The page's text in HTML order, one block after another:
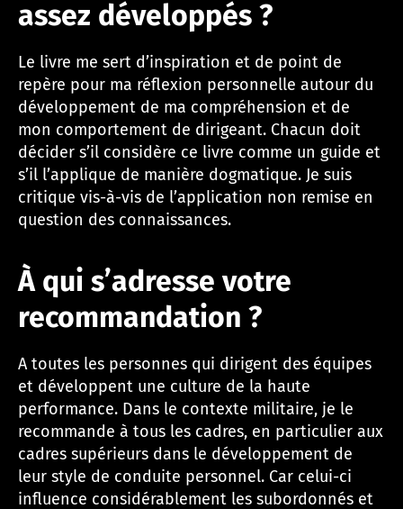
assez développés ?
Le livre me sert d’inspiration et de point de
repère pour ma réflexion personnelle autour du
développement de ma compréhension et de
mon comportement de dirigeant. Chacun doit
décider s’il considère ce livre comme un guide et
s’il l’applique de manière dogmatique. Je suis
critique vis-à-vis de l’application non remise en
question des connaissances.
À qui s’adresse votre
recommandation ?
A toutes les personnes qui dirigent des équipes
et développent une culture de la haute
performance. Dans le contexte militaire, je le
recommande à tous les cadres, en particulier aux
cadres supérieurs dans le développement de
leur style de conduite personnel. Car celui-ci
influence considérablement les subordonnés et